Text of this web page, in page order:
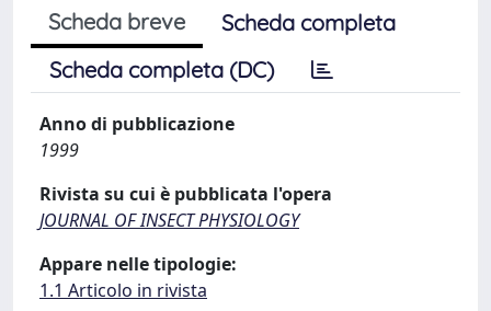
Scheda breve
Scheda completa
Scheda completa (DC)
Anno di pubblicazione
1999
Rivista su cui è pubblicata l'opera
JOURNAL OF INSECT PHYSIOLOGY
Appare nelle tipologie:
1.1 Articolo in rivista